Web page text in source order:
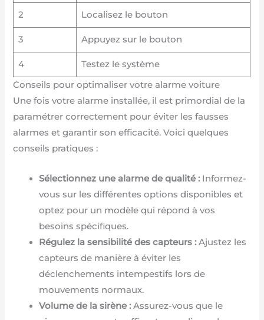
2 Localisez le bouton
3 Appuyez sur le bouton
4
Testez le système
Conseils pour optimaliser votre alarme voiture
Une fois votre alarme installée, il est primordial de la
paramétrer correctement pour éviter les fausses
alarmes et garantir son efficacité. Voici quelques
conseils pratiques :
Sélectionnez une alarme de qualité :Informez-
vous sur les différentes options disponibles et
optez pour un modèle qui répond à vos
besoins spécifiques.
Régulez la sensibilité des capteurs :Ajustez les
capteurs de manière à éviter les
déclenchements intempestifs lors de
mouvements normaux.
Volume de la sirène :Assurez-vous que le